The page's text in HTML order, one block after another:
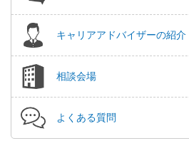
キャリアアドバイザーの紹介
相談会場
よくある質問